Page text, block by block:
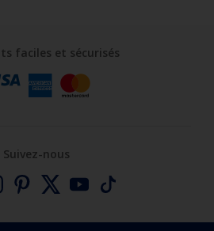
faciles et sécurisés
Suivez-nous